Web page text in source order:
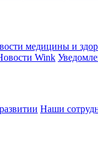
медицины и
Wink
Наши